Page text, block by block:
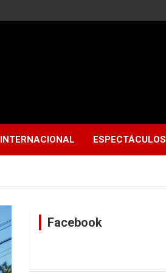
INTERNACIONAL ESPECTÁCULOS
Facebook